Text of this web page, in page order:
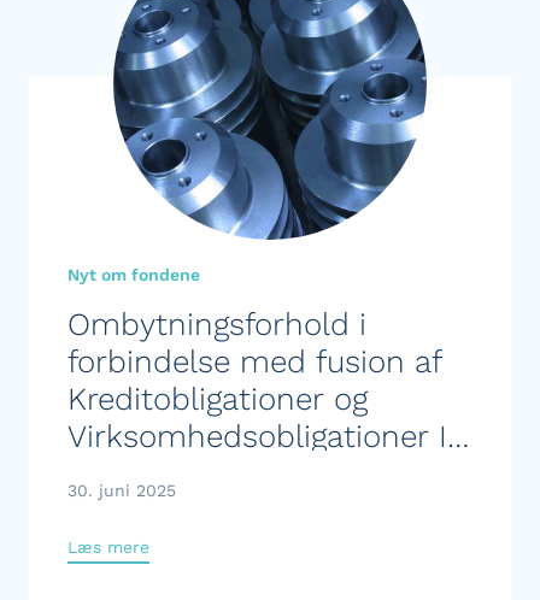
Nyt om fondene
Ombytningsforhold i
forbindelse med fusion af
Kreditobligationer og
Virksomhedsobligationer IG
30. juni 2025
Læs mere